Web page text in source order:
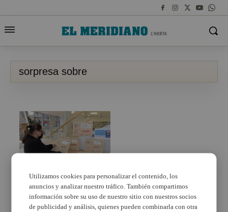
sorpresa sobre
Arriba el ‘Sobre
Sorpresa’ a la
Biblioteca de Paiporta
Utilizamos cookies para personalizar el contenido, los
anuncios y analizar nuestro tráfico. También compartimos
información sobre su uso de nuestro sitio con nuestros socios
de publicidad y análisis, quienes pueden combinarla con otra